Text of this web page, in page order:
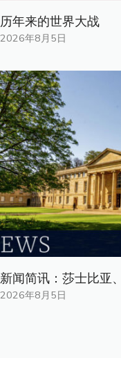
历年来的世界大战
2026年8月5日
新闻简讯：莎士比亚
2026年8月5日